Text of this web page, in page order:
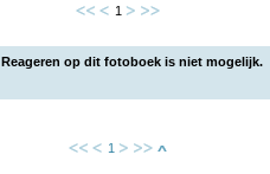
1
Reageren op dit fotoboek is niet mogelijk.
1